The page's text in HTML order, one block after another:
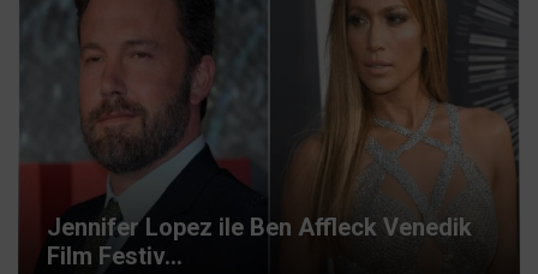
Jennifer Lopez ile Ben Affleck Venedik
Film Festiv...